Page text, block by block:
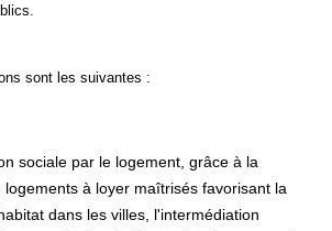
sont les suivantes :
sociale par le logement, grâce à la
logements à loyer maîtrisés favorisant la
dans les villes, l'intermédiation